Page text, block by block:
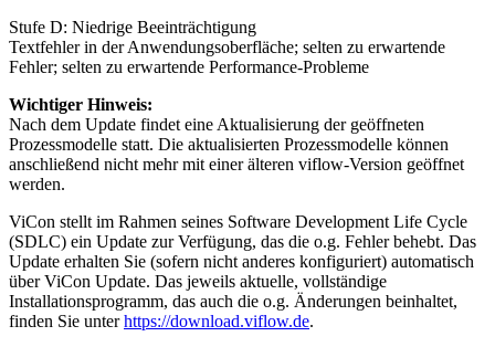
Stufe D: Niedrige Beeinträchtigung
Textfehler in der Anwendungsoberfläche; selten zu erwartende
Fehler; selten zu erwartende Performance-Probleme
Wichtiger Hinweis:
Nach dem Update findet eine Aktualisierung der geöffneten
Prozessmodelle statt. Die aktualisierten Prozessmodelle können
anschließend nicht mehr mit einer älteren viflow-Version geöffnet
werden.
ViCon stellt im Rahmen seines Software Development Life Cycle
(SDLC) ein Update zur Verfügung, das die o.g. Fehler behebt. Das
Update erhalten Sie (sofern nicht anderes konfiguriert) automatisch
über ViCon Update. Das jeweils aktuelle, vollständige
Installationsprogramm, das auch die o.g. Änderungen beinhaltet,
finden Sie unterhttps://download.viflow.de.